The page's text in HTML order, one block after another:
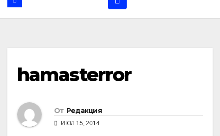
hamasterror
От Редакция
ИЮЛ 15, 2014